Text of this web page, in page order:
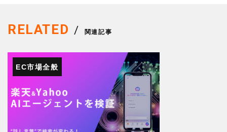
RELATED / 関連記事
EC市場全般